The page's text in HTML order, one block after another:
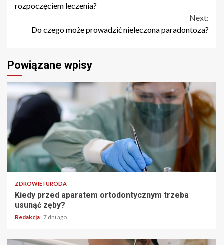
Reading
rozpoczęciem leczenia?
Next:
Do czego może prowadzić nieleczona paradontoza?
Powiązane wpisy
ZDROWIE I URODA
Kiedy przed aparatem ortodontycznym trzeba
usunąć zęby?
Redakcja 7 dni ago